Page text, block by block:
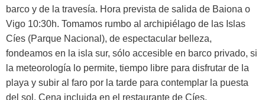
barco y de la travesía. Hora prevista de salida de Baiona o
Vigo 10:30h. Tomamos rumbo al archipiélago de las Islas
Cíes (Parque Nacional), de espectacular belleza,
fondeamos en la isla sur, sólo accesible en barco privado, si
la meteorología lo permite, tiempo libre para disfrutar de la
playa y subir al faro por la tarde para contemplar la puesta
del sol. Cena incluida en el restaurante de Cíes.